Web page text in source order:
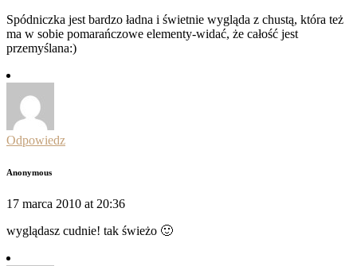
Spódniczka jest bardzo ładna i świetnie wygląda z chustą, która też
ma w sobie pomarańczowe elementy-widać, że całość jest
przemyślana:)
Odpowiedz
Anonymous
17 marca 2010 at 20:36
wyglądasz cudnie! tak świeżo 🙂